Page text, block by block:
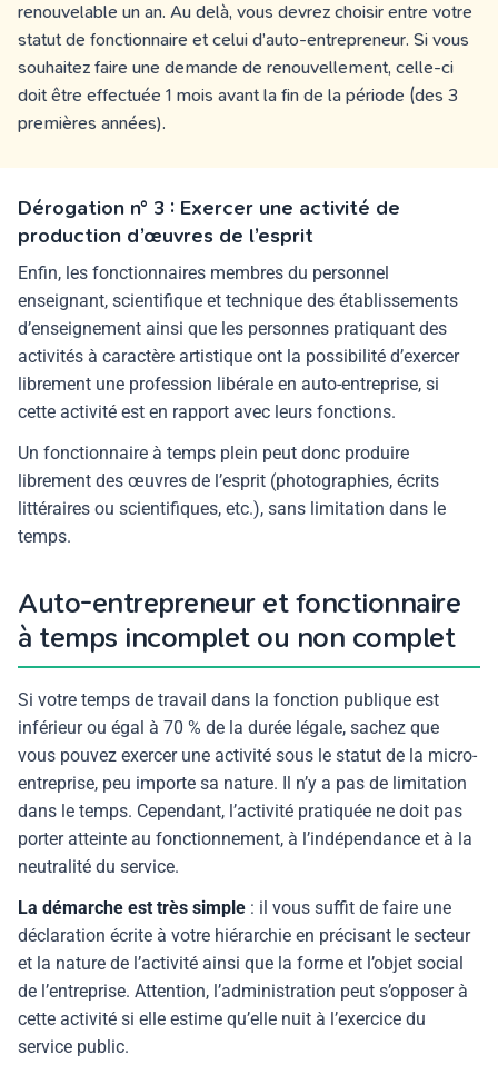
renouvelable un an. Au delà, vous devrez choisir entre votre
statut de fonctionnaire et celui d’auto-entrepreneur. Si vous
souhaitez faire une demande de renouvellement, celle-ci
doit être effectuée 1 mois avant la fin de la période (des 3
premières années).
Dérogation n° 3 : Exercer une activité de
production d’œuvres de l’esprit
Enfin, les fonctionnaires membres du personnel
enseignant, scientifique et technique des établissements
d’enseignement ainsi que les personnes pratiquant des
activités à caractère artistique ont la possibilité d’exercer
librement une profession libérale en auto-entreprise, si
cette activité est en rapport avec leurs fonctions.
Un fonctionnaire à temps plein peut donc produire
librement des œuvres de l’esprit (photographies, écrits
littéraires ou scientifiques, etc.), sans limitation dans le
temps.
Auto-entrepreneur et fonctionnaire
à temps incomplet ou non complet
Si votre temps de travail dans la fonction publique est
inférieur ou égal à 70 % de la durée légale, sachez que
vous pouvez exercer une activité sous le statut de la micro-
entreprise, peu importe sa nature. Il n’y a pas de limitation
dans le temps. Cependant, l’activité pratiquée ne doit pas
porter atteinte au fonctionnement, à l’indépendance et à la
neutralité du service.
La démarche est très simple : il vous suffit de faire une
déclaration écrite à votre hiérarchie en précisant le secteur
et la nature de l’activité ainsi que la forme et l’objet social
de l’entreprise. Attention, l’administration peut s’opposer à
cette activité si elle estime qu’elle nuit à l’exercice du
service public.